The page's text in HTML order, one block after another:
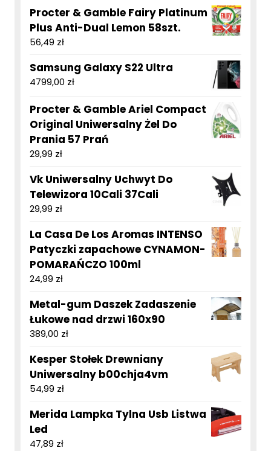
Procter & Gamble Fairy Platinum
Plus Anti-Dual Lemon 58szt.
56,49 zł
Samsung Galaxy S22 Ultra
4799,00 zł
Procter & Gamble Ariel Compact
Original Uniwersalny Żel Do
Prania 57 Prań
29,99 zł
Vk Uniwersalny Uchwyt Do
Telewizora 10Cali 37Cali
29,99 zł
La Casa De Los Aromas INTENSO
Patyczki zapachowe CYNAMON-
POMARAŃCZO 100ml
24,99 zł
Metal-gum Daszek Zadaszenie
Łukowe nad drzwi 160x90
389,00 zł
Kesper Stołek Drewniany
Uniwersalny b00chja4vm
54,99 zł
Merida Lampka Tylna Usb Listwa
Led
47,89 zł